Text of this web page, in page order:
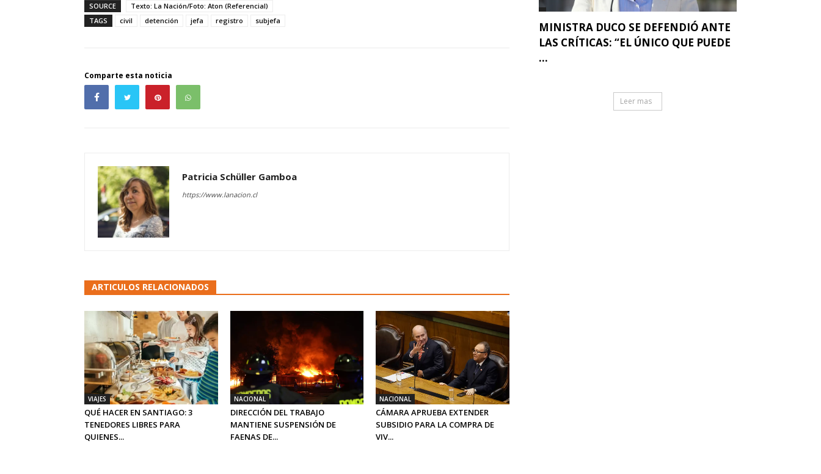
SOURCE
Texto: La Nación/Foto: Aton (Referencial)
TAGS
civil detención jefa registro subjefa
Comparte esta noticia
Patricia Schüller Gamboa
https://www.lanacion.cl
ARTICULOS RELACIONADOS
VIAJES
QUÉ HACER EN SANTIAGO: 3
TENEDORES LIBRES PARA
QUIENES...
NACIONAL
DIRECCIÓN DEL TRABAJO
MANTIENE SUSPENSIÓN DE
FAENAS DE...
NACIONAL
CÁMARA APRUEBA EXTENDER
SUBSIDIO PARA LA COMPRA DE
VIV...
MINISTRA DUCO SE DEFENDIÓ ANTE
LAS CRÍTICAS: “EL ÚNICO QUE PUEDE
...
Leer mas